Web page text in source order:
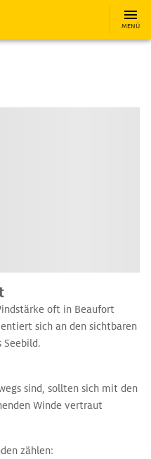
MENÜ
oft in Beaufort
sich an den sichtbaren
Seebild.
sind, sollten sich mit den
Winde vertraut
zählen: